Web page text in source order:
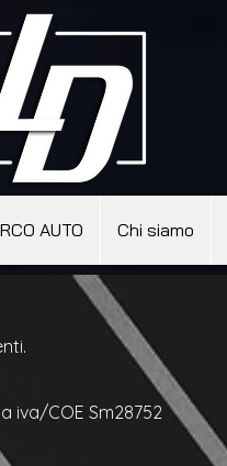
AUTO Chi siamo
iva/COE Sm28752